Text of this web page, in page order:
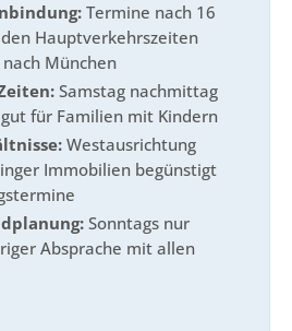
Termine nach 16
Hauptverkehrszeiten
München
Samstag nachmittag
für Familien mit Kindern
Westausrichtung
Immobilien begünstigt
Sonntags nur
Absprache mit allen